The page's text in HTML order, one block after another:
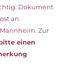
Dokument
an
Zur
einen